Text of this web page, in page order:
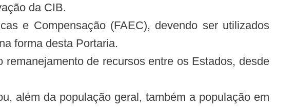
da CIB.
e Compensação (FAEC), devendo ser utilizados
forma desta Portaria.
de recursos entre os Estados, desde
além da população geral, também a população em